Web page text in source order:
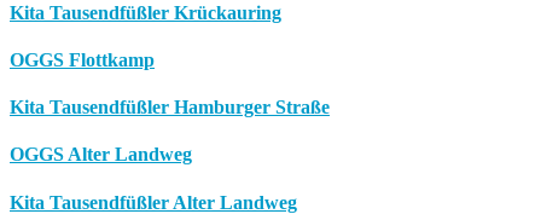
Kita Tausendfüßler Krückauring
OGGS Flottkamp
Kita Tausendfüßler Hamburger Straße
OGGS Alter Landweg
Kita Tausendfüßler Alter Landweg